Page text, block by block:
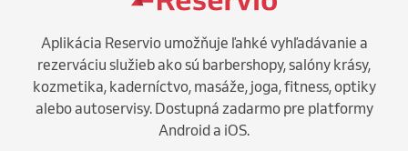
Aplikácia Reservio umožňuje ľahké vyhľadávanie a
rezerváciu služieb ako sú barbershopy, salóny krásy,
kozmetika, kaderníctvo, masáže, joga, fitness, optiky
alebo autoservisy. Dostupná zadarmo pre platformy
Android a iOS.